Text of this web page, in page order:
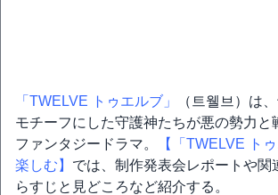
「TWELVE トゥエルブ」
（트웰브）は
モチーフにした守護神たちが悪の勢力と
ファンタジードラマ。
【「TWELVE ト
楽しむ】 では、制作発表会レポートや関
らすじと見どころなど紹介する。